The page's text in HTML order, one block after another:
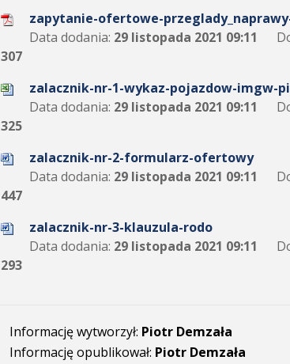
zapytanie-ofertowe-
Data dodania: 29 listopada 2021 09:11
307
zalacznik-nr-1-wykaz-pojazdow-imgw-
Data dodania: 29 listopada 2021 09:11
325
zalacznik-nr-2-formularz-ofertowy
Data dodania: 29 listopada 2021 09:11
447
zalacznik-nr-3-klauzula-rodo
Data dodania: 29 listopada 2021 09:11
293
Informację wytworzył: Piotr Demzała
Informację opublikował: Piotr Demzała